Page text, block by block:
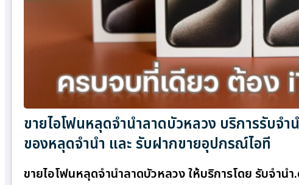
ขายไอโฟนหลุดจำนำลาดบัวหลวง บริการรับจ
ของหลุดจำนำ และ รับฝากขายอุปกรณ์ไอที
ขายไอโฟนหลุดจำนำลาดบัวหลวง ให้บริการโดย รับจํานํ